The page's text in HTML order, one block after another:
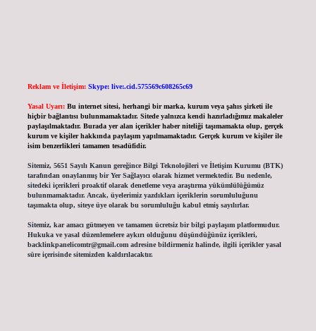
Reklam ve İletişim: Skype: live:.cid.575569c608265c69
Yasal Uyarı: Bu internet sitesi, herhangi bir marka, kurum veya şahıs şirketi ile
hiçbir bağlantısı bulunmamaktadır. Sitede yalnızca kendi hazırladığımız makaleler
paylaşılmaktadır. Burada yer alan içerikler haber niteliği taşımamakta olup, gerçek
kurum ve kişiler hakkında paylaşım yapılmamaktadır. Gerçek kurum ve kişiler ile
isim benzerlikleri tamamen tesadüfidir.
Sitemiz, 5651 Sayılı Kanun gereğince Bilgi Teknolojileri ve İletişim Kurumu (BTK)
tarafından onaylanmış bir Yer Sağlayıcı olarak hizmet vermektedir. Bu nedenle,
sitedeki içerikleri proaktif olarak denetleme veya araştırma yükümlülüğümüz
bulunmamaktadır. Ancak, üyelerimiz yazdıkları içeriklerin sorumluluğunu
taşımakta olup, siteye üye olarak bu sorumluluğu kabul etmiş sayılırlar.
Sitemiz, kar amacı gütmeyen ve tamamen ücretsiz bir bilgi paylaşım platformudur.
Hukuka ve yasal düzenlemelere aykırı olduğunu düşündüğünüz içerikleri,
backlinkpanelicomtr@gmail.comadresine bildirmeniz halinde, ilgili içerikler yasal
süre içerisinde sitemizden kaldırılacaktır.